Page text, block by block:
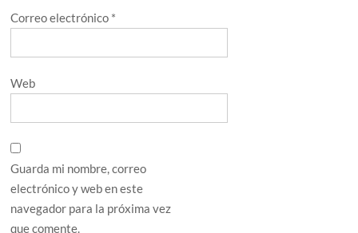
Correo electrónico *
Web
Guarda mi nombre, correo
electrónico y web en este
navegador para la próxima vez
que comente.